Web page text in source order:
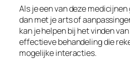
Als je een van deze
dan met je arts of
kan je helpen bij het vinden
effectieve behandeling die
mogelijke interacties.